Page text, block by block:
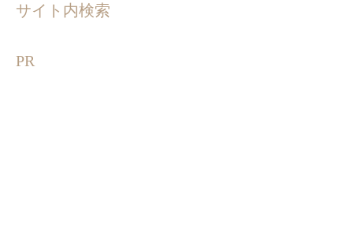
サイト内検索
PR